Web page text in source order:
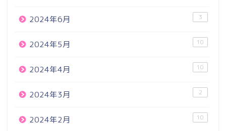
2024年6月 3
2024年5月 10
2024年4月 10
2024年3月 2
2024年2月 10